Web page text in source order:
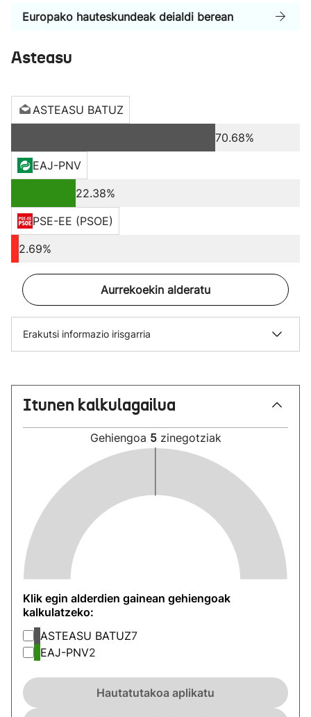
Europako hauteskundeak deialdi berean
Asteasu
ASTEASU BATUZ
70.68%
EAJ-PNV
22.38%
PSE-EE (PSOE)
2.69%
Aurrekoekin alderatu
Erakutsi informazio irisgarria
Itunen kalkulagailua
Gehiengoa 5 zinegotziak
Klik egin alderdien gainean gehiengoak
kalkulatzeko:
ASTEASU BATUZ7
EAJ-PNV2
Hautatutakoa aplikatu